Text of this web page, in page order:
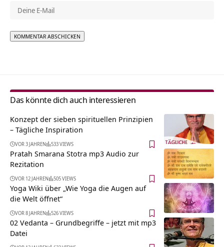
Das könnte dich auch interessieren
Konzept der sieben spirituellen Prinzipien
– Tägliche Inspiration
VOR 3 JAHREN 533 VIEWS
Pratah Smarana Stotra mp3 Audio zur
Rezitation
VOR 12 JAHREN 505 VIEWS
Yoga Wiki über „Wie Yoga die Augen auf
die Welt öffnet“
VOR 8 JAHREN 526 VIEWS
02 Vedanta – Grundbegriffe – jetzt mit mp3
Datei